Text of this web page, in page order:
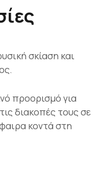
σκίαση και
προορισμό για
διακοπές τους σε
κοντά στη